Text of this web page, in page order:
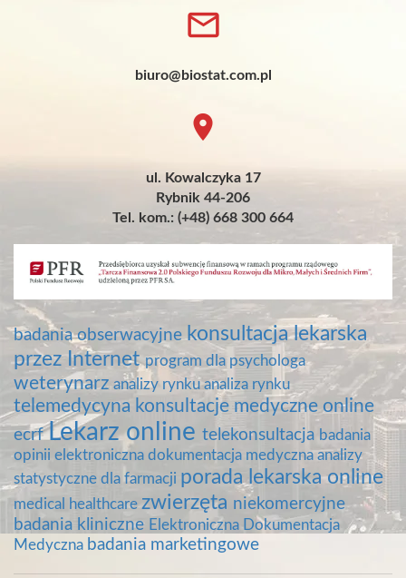
biuro@biostat.com.pl
ul. Kowalczyka 17
Rybnik 44-206
Tel. kom.: (+48) 668 300 664
badania obserwacyjnekonsultacja lekarska
przez Internetprogram dla psychologa
weterynarz analizy rynkuanaliza rynku
telemedycyna konsultacje medyczne online
ecrfLekarz online telekonsultacja badania
opinii elektroniczna dokumentacja medyczna analizy
statystyczne dla farmacji porada lekarska online
medical healthcare zwierzęta niekomercyjne
badania kliniczne Elektroniczna Dokumentacja
Medyczna badania marketingowe